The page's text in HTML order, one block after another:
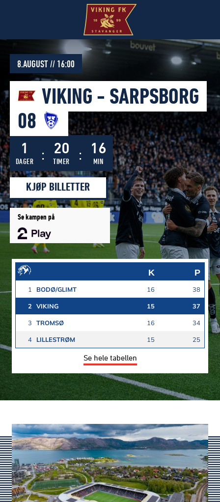
vikingfotball.no
8.AUGUST // 16:00
VIKING - SARPSBORG
08
1
DAGER
20
TIMER
16
MIN
KJØP BILLETTER
Se kampen på
K P
1 BODØ/GLIMT 16 38
2 VIKING 15 37
3 TROMSØ 16 34
4 LILLESTRØM 15 25
Se hele tabellen